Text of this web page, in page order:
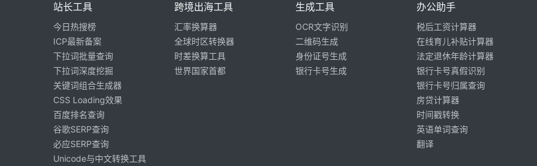
站长工具
今日热搜榜
ICP最新备案
下拉词批量查询
下拉词深度挖掘
关键词组合生成器
CSS Loading效果
百度排名查询
谷歌SERP查询
必应SERP查询
Unicode与中文转换工具
跨境出海工具
汇率换算器
全球时区转换器
时差换算工具
世界国家首都
生成工具
OCR文字识别
二维码生成
身份证号生成
银行卡号生成
办公助手
税后工资计算器
在线育儿补贴计算器
法定退休年龄计算器
银行卡号真假识别
银行卡号归属查询
房贷计算器
时间戳转换
英语单词查询
翻译